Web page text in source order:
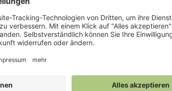
ergreifen, zu halten und sich ihr mit allem, was
Zwei auf Umwegen2017 beiDiana erschienen.
verfügbar
Bücherregal App